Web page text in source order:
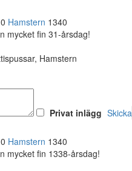
Hamstern 1340
mycket fin 31-årsdag!
Hamstern
Privat inlägg Skicka
Hamstern 1340
mycket fin 1338-årsdag!